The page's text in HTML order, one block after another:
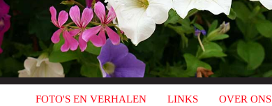
FOTO'S EN VERHALEN LINKS OVER ONS